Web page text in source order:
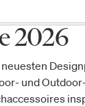
2026
und